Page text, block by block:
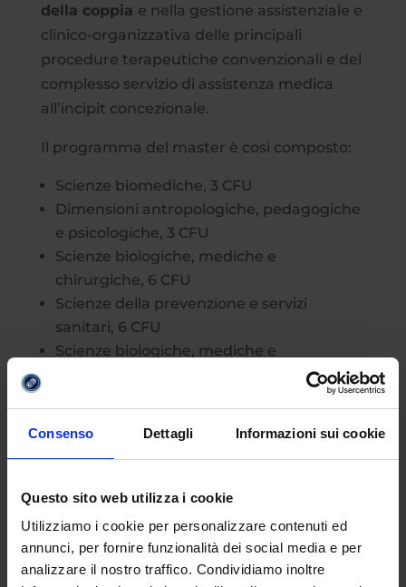
Consenso Dettagli Informazioni sui cookie
Questo sito web utilizza i cookie
Utilizziamo i cookie per personalizzare contenuti ed
annunci, per fornire funzionalità dei social media e per
analizzare il nostro traffico. Condividiamo inoltre
della coppia e nella gestione assistenziale e
clinico-organizzativa delle principali
procedure terapeutiche convenzionali e del
complesso servizio di assistenza medica
all’incipit concezionale.
Il programma del master è così composto:
Scienze biomediche, 3 CFU
Dimensioni antropologiche, pedagogiche
e psicologiche, 3 CFU
Scienze biologiche, mediche e
chirurgiche, 6 CFU
Scienze della prevenzione e servizi
sanitari, 6 CFU
Scienze biologiche, mediche e
Dimensioni antropologiche, pedagogiche
Scienze infermieristiche generali, cliniche,
neonatali, 6 CFU
Scienze del management sanitario, 6 CFU
Esercitazioni pratiche e laboratorio di